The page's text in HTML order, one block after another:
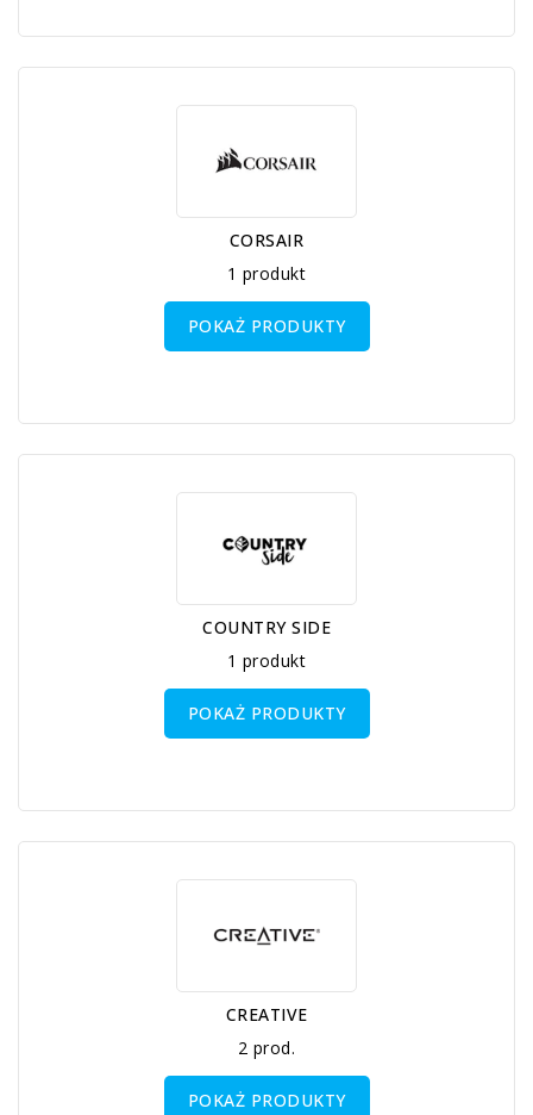
CORSAIR
1 produkt
POKAŻ PRODUKTY
COUNTRY SIDE
1 produkt
POKAŻ PRODUKTY
CREATIVE
2 prod.
POKAŻ PRODUKTY